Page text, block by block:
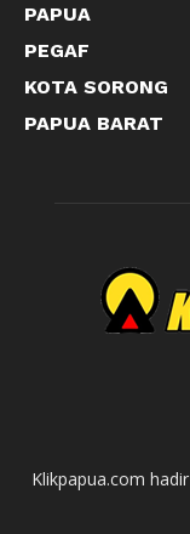
PAPUA
PEGAF
KOTA SORONG
PAPUA BARAT
Klikpapua.com